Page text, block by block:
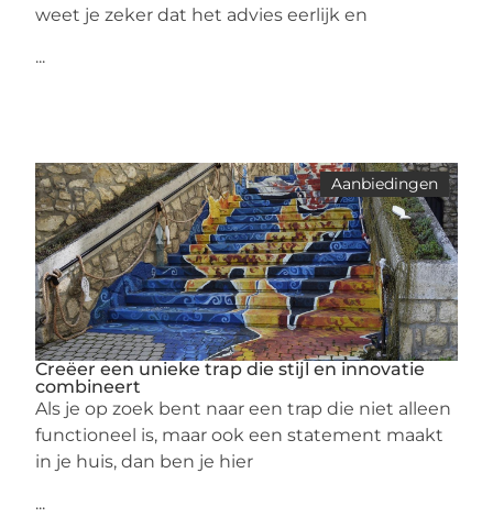
weet je zeker dat het advies eerlijk en
...
Aanbiedingen
Creëer een unieke trap die stijl en innovatie
combineert
Als je op zoek bent naar een trap die niet alleen
functioneel is, maar ook een statement maakt
in je huis, dan ben je hier
...